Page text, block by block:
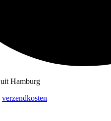
uit Hamburg
verzendkosten